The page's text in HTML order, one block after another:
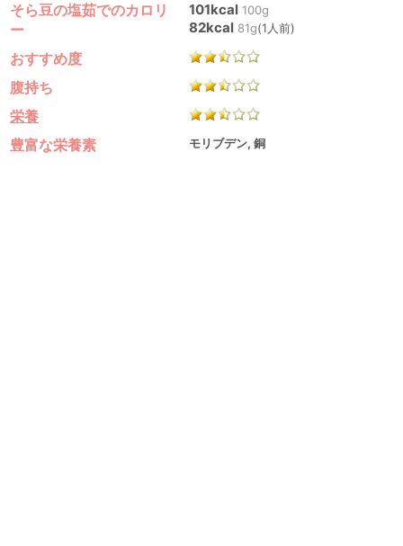
そら豆の塩茹でのカロリ
ー
101kcal 100g
82kcal 81g(1人前)
おすすめ度
腹持ち
栄養
豊富な栄養素
モリブデン, 銅